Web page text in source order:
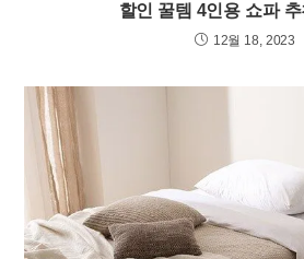
할인 꿀템 4인용 쇼파
12월 18, 2023